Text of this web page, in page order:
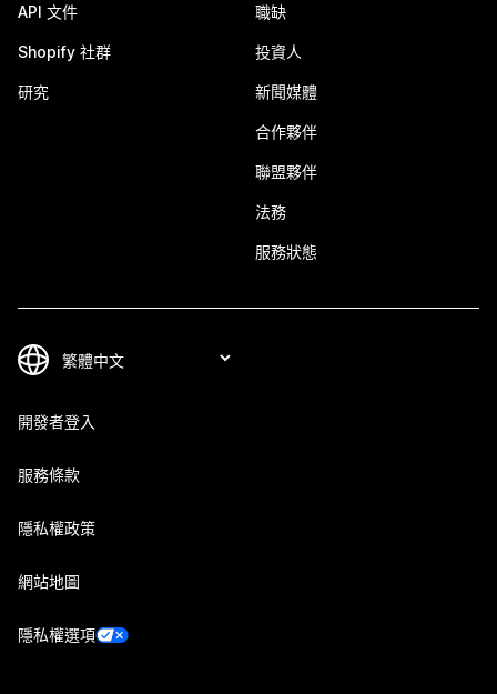
API 文件
Shopify 社群
研究
職缺
投資人
新聞媒體
合作夥伴
聯盟夥伴
法務
服務狀態
開發者登入
服務條款
隱私權政策
網站地圖
隱私權選項